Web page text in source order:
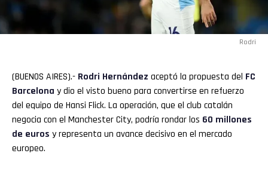
Rodri
(BUENOS AIRES).- Rodri Hernández aceptó la propuesta del FC
Barcelona y dio el visto bueno para convertirse en refuerzo
del equipo de Hansi Flick. La operación, que el club catalán
negocia con el Manchester City, podría rondar los 60 millones
de euros y representa un avance decisivo en el mercado
europeo.